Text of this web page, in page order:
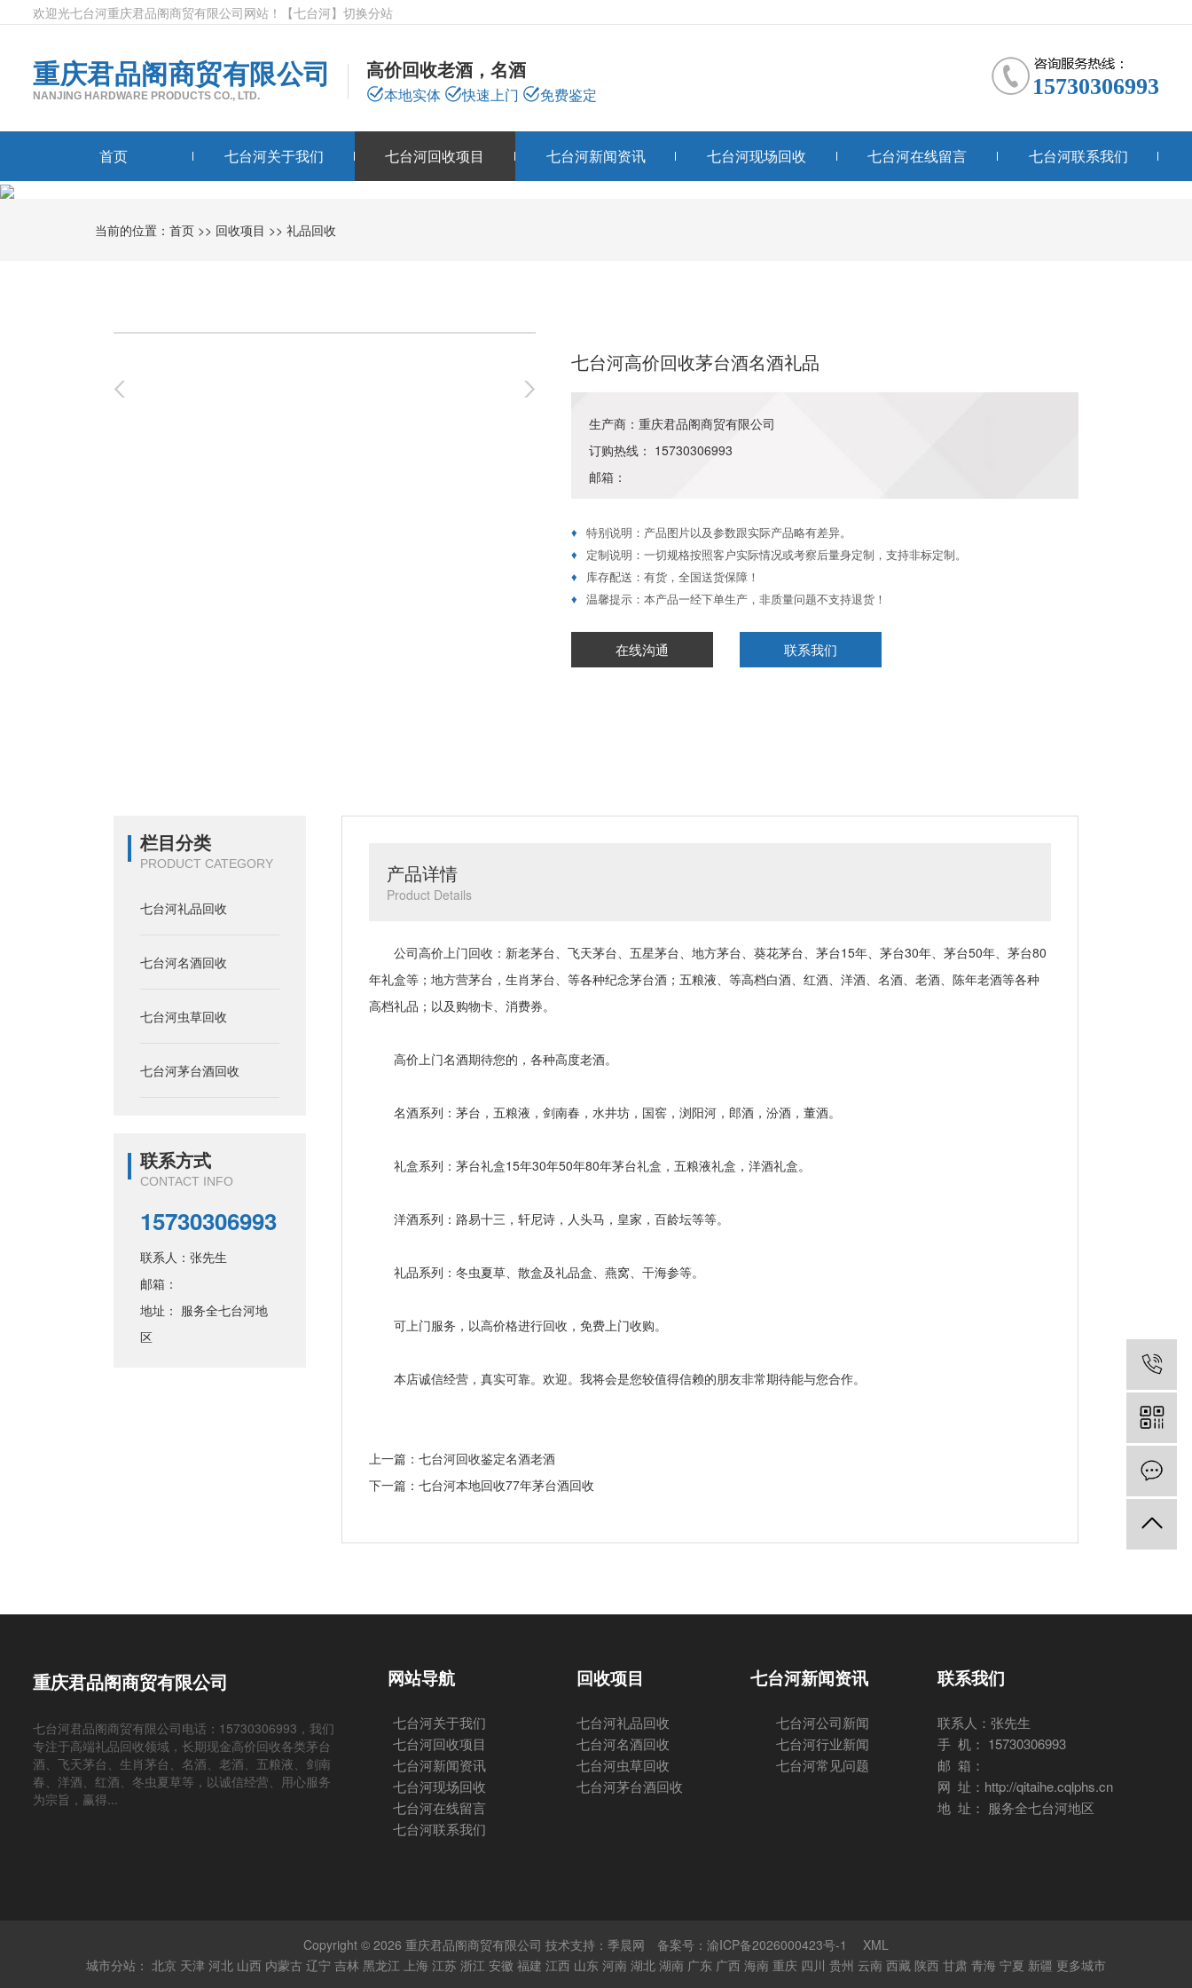
欢迎光七台河重庆君品阁商贸有限公司网站！ 【七台河】 切换分站
重庆君品阁商贸有限公司
NANJING HARDWARE PRODUCTS CO., LTD.
高价回收老酒，名酒
本地实体 快速上门 免费鉴定 15730306993
首页 七台河关于我们 七台河回收项目 七台河新闻资讯 七台河现场回收 七台河在线留言 七台河联系我们
当前的位置：首页 >> 回收项目 >>礼品回收
七台河高价回收茅台酒名酒礼品
生产商：重庆君品阁商贸有限公司
订购热线： 15730306993
邮箱：
♦ 特别说明：产品图片以及参数跟实际产品略有差异。
♦
定制说明：一切规格按照客户实际情况或考察后量身定制，支持非标定制。
♦
库存配送：有货，全国送货保障！
♦ 温馨提示：本产品一经下单生产，非质量问题不支持退货！
在线沟通 联系我们
栏目分类
PRODUCT CATEGORY
七台河礼品回收
七台河名酒回收
七台河虫草回收
七台河茅台酒回收
联系方式
CONTACT INFO
15730306993
联系人：张先生
邮箱：
地址： 服务全七台河地
区
产品详情
Product Details
公司高价上门回收：新老茅台、飞天茅台、五星茅台、地方茅台、葵花茅台、茅台15年、茅台30年、茅台50年、茅台80
年礼盒等；地方营茅台，生肖茅台、等各种纪念茅台酒；五粮液、等高档白酒、红酒、洋酒、名酒、老酒、陈年老酒等各种
高档礼品；以及购物卡、消费券。
高价上门名酒期待您的，各种高度老酒。
名酒系列：茅台，五粮液，剑南春，水井坊，国窖，浏阳河，郎酒，汾酒，董酒。
礼盒系列：茅台礼盒15年30年50年80年茅台礼盒，五粮液礼盒，洋酒礼盒。
洋酒系列：路易十三，轩尼诗，人头马，皇家，百龄坛等等。
礼品系列：冬虫夏草、散盒及礼品盒、燕窝、干海参等。
可上门服务，以高价格进行回收，免费上门收购。
本店诚信经营，真实可靠。欢迎。我将会是您较值得信赖的朋友非常期待能与您合作。
上一篇：七台河回收鉴定名酒老酒
下一篇：七台河本地回收77年茅台酒回收
重庆君品阁商贸有限公司
七台河君品阁商贸有限公司电话：15730306993，我们
专注于高端礼品回收领域，长期现金高价回收各类茅台
酒、飞天茅台、生肖茅台、名酒、老酒、五粮液、剑南
春、洋酒、红酒、冬虫夏草等，以诚信经营、用心服务
为宗旨，赢得...
网站导航
七台河关于我们
七台河回收项目
七台河新闻资讯
七台河现场回收
七台河在线留言
七台河联系我们
回收项目
七台河礼品回收
七台河名酒回收
七台河虫草回收
七台河茅台酒回收
七台河新闻资讯
七台河公司新闻
七台河行业新闻
七台河常见问题
联系我们
联系人：张先生
手 机： 15730306993
邮 箱：
网 址：http://qitaihe.cqlphs.cn
地 址： 服务全七台河地区
Copyright © 2026 重庆君品阁商贸有限公司 技术支持：季晨网 备案号：渝ICP备2026000423号-1
XML
城市分站： 北京 天津 河北 山西 内蒙古 辽宁 吉林 黑龙江 上海 江苏 浙江 安徽 福建 江西 山东 河南 湖北 湖南 广东 广西 海南 重庆 四川 贵州 云南 西藏 陕西 甘肃 青海 宁夏 新疆 更多城市